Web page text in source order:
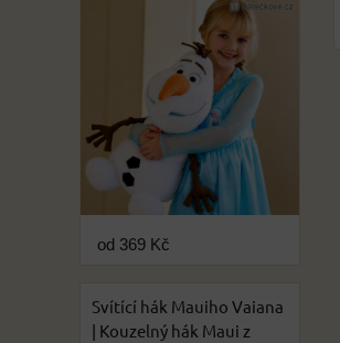
od 369 Kč
Svítící hák Mauiho Vaiana
| Kouzelný hák Maui z